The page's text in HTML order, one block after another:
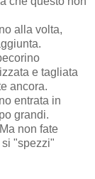
alla volta,
e tagliata
ancora.
entrata in
grandi.
non fate
si "spezzi"